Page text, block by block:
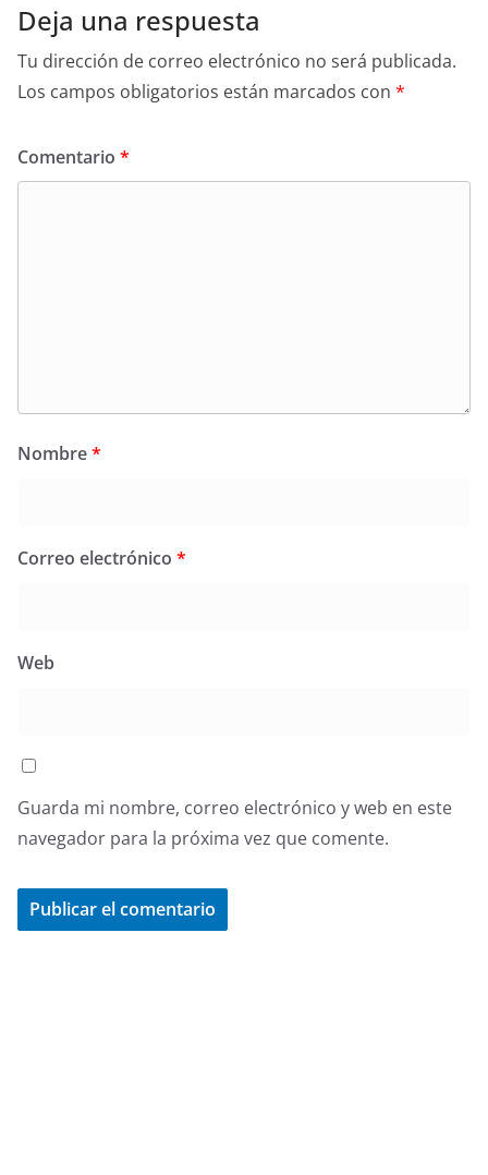
Deja una respuesta
Tu dirección de correo electrónico no será publicada.
Los campos obligatorios están marcados con *
Comentario *
Nombre*
Correo electrónico *
Web
Guarda mi nombre, correo electrónico y web en este
navegador para la próxima vez que comente.